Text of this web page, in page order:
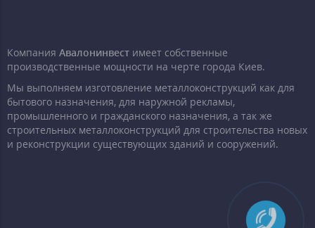
Компания Авалонинвест имеет собственные
производственные мощности на черте города Киев.
Мы выполняем изготовление металлоконструкций как для
бытового назначения, для наружной рекламы,
промышленного и гражданского назначения, а так же
строительных металлоконструкций для строительства новых
и реконструкции существующих зданий и сооружений.